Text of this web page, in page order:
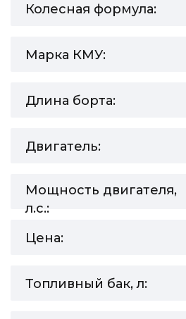
Колесная формула:
Марка КМУ:
Длина борта:
Двигатель:
Мощность двигателя,
л.с.:
Цена:
Топливный бак, л: